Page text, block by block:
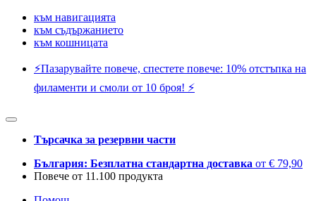
към навигацията
към съдържанието
към кошницата
⚡️Пазарувайте повече, спестете повече: 10% отстъпка на
филаменти и смоли от 10 броя! ⚡️
Търсачка за резервни части
България: Безплатна стандартна доставка от € 79,90
Повече от 11.100 продукта